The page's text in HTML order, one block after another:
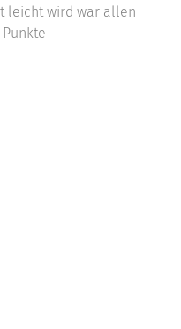
leicht wird war allen